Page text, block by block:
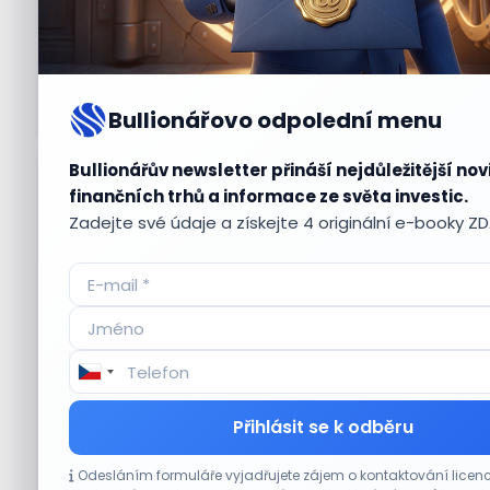
Bullionářovo odpolední menu
Bullionářův newsletter přináší nejdůležitější
finančních trhů a informace ze světa investic.
Zadejte své údaje a získejte 4 originální e-booky
Přihlásit se k odběru
Odesláním formuláře vyjadřujete zájem o kontaktování
Aktuálnípříležitosti
Objednávky DoorDash vzrostly téměř o 28 %,